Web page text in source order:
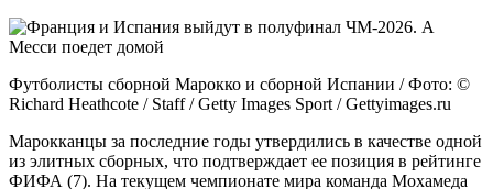
Футболисты сборной Марокко и сборной Испании / Фото: ©
Richard Heathcote / Staff / Getty Images Sport / Gettyimages.ru
Марокканцы за последние годы утвердились в качестве одной
из элитных сборных, что подтверждает ее позиция в рейтинге
ФИФА (7). На текущем чемпионате мира команда Мохамеда